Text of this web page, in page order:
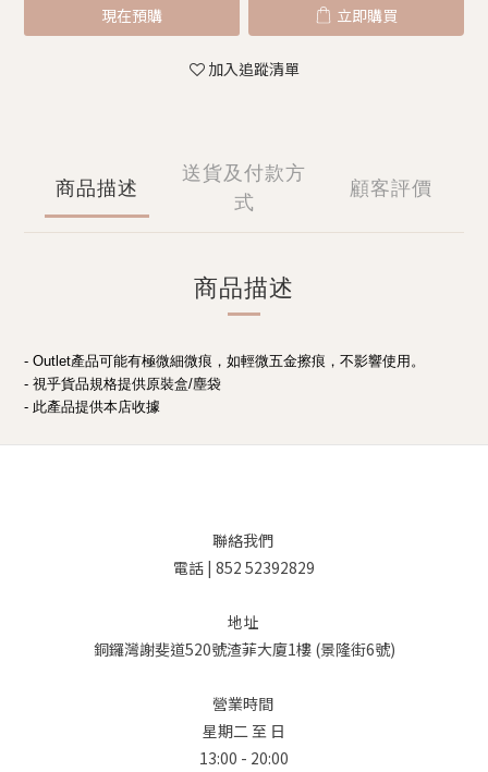
現在預購 立即購買
加入追蹤清單
商品描述
送貨及付款方
式
顧客評價
商品描述
- Outlet產品可能有極微細微痕，如輕微五金擦痕，不影響使用。
- 視乎貨品規格提供原裝盒/塵袋
- 此產品提供本店收據
聯絡我們
電話 | 852 52392829
地址
銅鑼灣謝斐道520號渣菲大廈1樓 (景隆街6號)
營業時間
星期二 至 日
13:00 - 20:00